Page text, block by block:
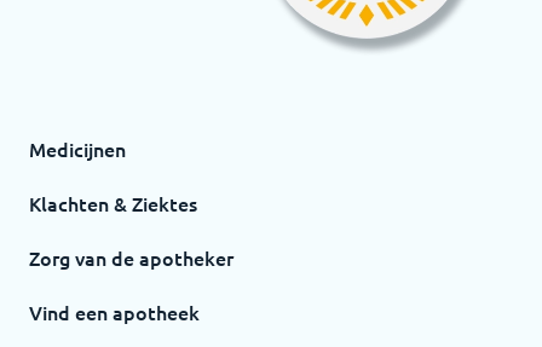
Medicijnen
Klachten & Ziektes
Zorg van de apotheker
Vind een apotheek